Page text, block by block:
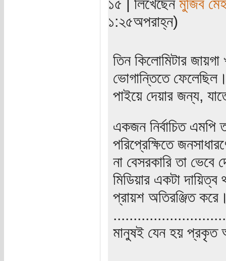
১৫ | লিখেছেন মুজিব
১:২৫অপরাহ্ন)
তিন কিলোমিটার
ভোগান্তিতে
পাইয়ে দেয়ার জন্য,
একজন নির্বাচিত
পরিপ্রেক্ষিতে
না বেসরকারি তা
মিডিয়ার একটা
প্রায়শ অতিরঞ্জিত
মানুষই যেন হয়